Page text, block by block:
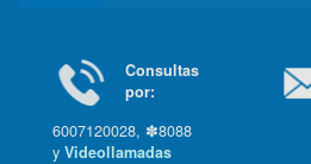
Consultas
por:
6007120028, ✽8088
yVideollamadas